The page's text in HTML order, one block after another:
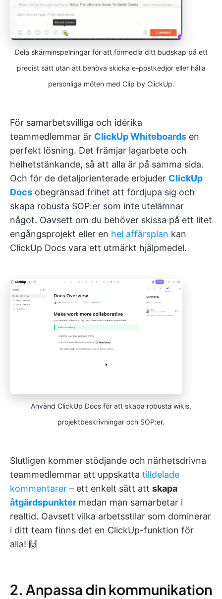
Dela skärminspelningar för att förmedla ditt budskap på ett
precist sätt utan att behöva skicka e-postkedjor eller hålla
personliga möten med Clip by ClickUp.
För samarbetsvilliga och idérika
teammedlemmar är ClickUp Whiteboards en
perfekt lösning. Det främjar lagarbete och
helhetstänkande, så att alla är på samma sida.
Och för de detaljorienterade erbjuder ClickUp
Docs obegränsad frihet att fördjupa sig och
skapa robusta SOP:er som inte utelämnar
något. Oavsett om du behöver skissa på ett litet
engångsprojekt eller en hel affärsplan kan
ClickUp Docs vara ett utmärkt hjälpmedel.
Använd ClickUp Docs för att skapa robusta wikis,
projektbeskrivningar och SOP:er.
Slutligen kommer stödjande och närhetsdrivna
teammedlemmar att uppskatta tilldelade
kommentarer – ett enkelt sätt att skapa
åtgärdspunkter medan man samarbetar i
realtid. Oavsett vilka arbetsstilar som dominerar
i ditt team finns det en ClickUp-funktion för
alla! 🙌
2. Anpassa din kommunikation